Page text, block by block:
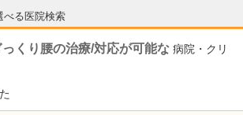
べる医院検索
くり腰の治療/対応が可能な 病院・クリ